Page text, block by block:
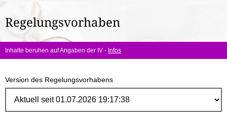
hier:
Regelungsvorhaben
Inhalte beruhen auf Angaben der IV - Infos
Version des Regelungsvorhabens